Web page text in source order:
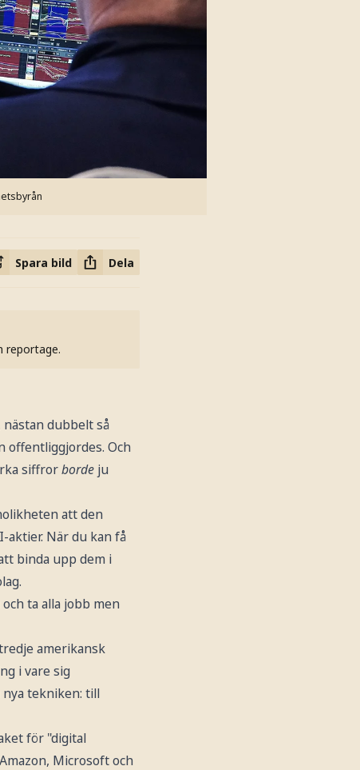
Spara bild Dela
reportage.
dubbelt så
offentliggjordes. Och
siffrorborde ju
att den
När du kan få
binda upp dem i
ta alla jobb men
amerikansk
i vare sig
tekniken: till
för "digital
Microsoft och